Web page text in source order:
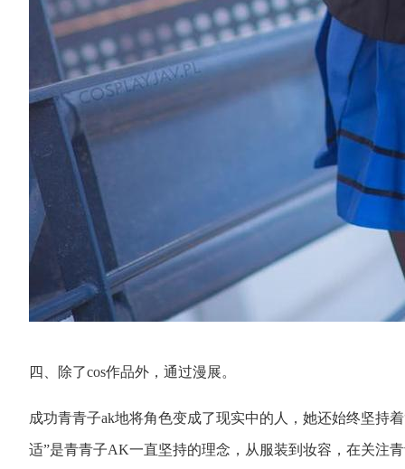
四、除了cos作品外，通过漫展。
成功青青子ak地将角色变成了现实中的人，她还始终坚持
适”是青青子AK一直坚持的理念，从服装到妆容，在关注